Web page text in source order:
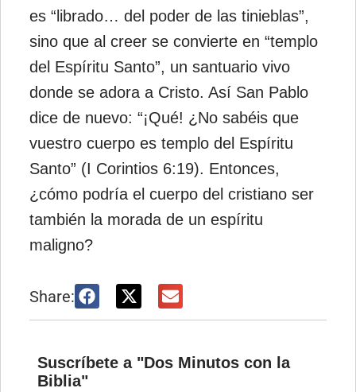
es “librado… del poder de las tinieblas”,
sino que al creer se convierte en “templo
del Espíritu Santo”, un santuario vivo
donde se adora a Cristo. Así San Pablo
dice de nuevo: “¡Qué! ¿No sabéis que
vuestro cuerpo es templo del Espíritu
Santo” (I Corintios 6:19). Entonces,
¿cómo podría el cuerpo del cristiano ser
también la morada de un espíritu
maligno?
Share:
Suscríbete a "Dos Minutos con la
Biblia"